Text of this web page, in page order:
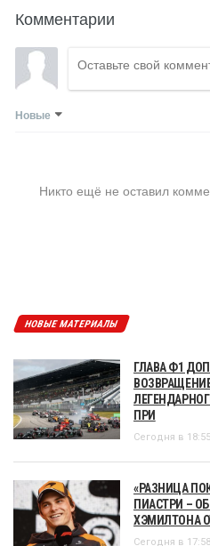
Комментарии
Новые
Никто ещё не оставил
НОВЫЕ МАТЕРИАЛЫ
ГЛАВА Ф1
ПРИ
Сегодня в 18:55
«РАЗНИЦА
ПИАСТРИ –
ХЭМИЛТОНА
Сегодня в 17:58